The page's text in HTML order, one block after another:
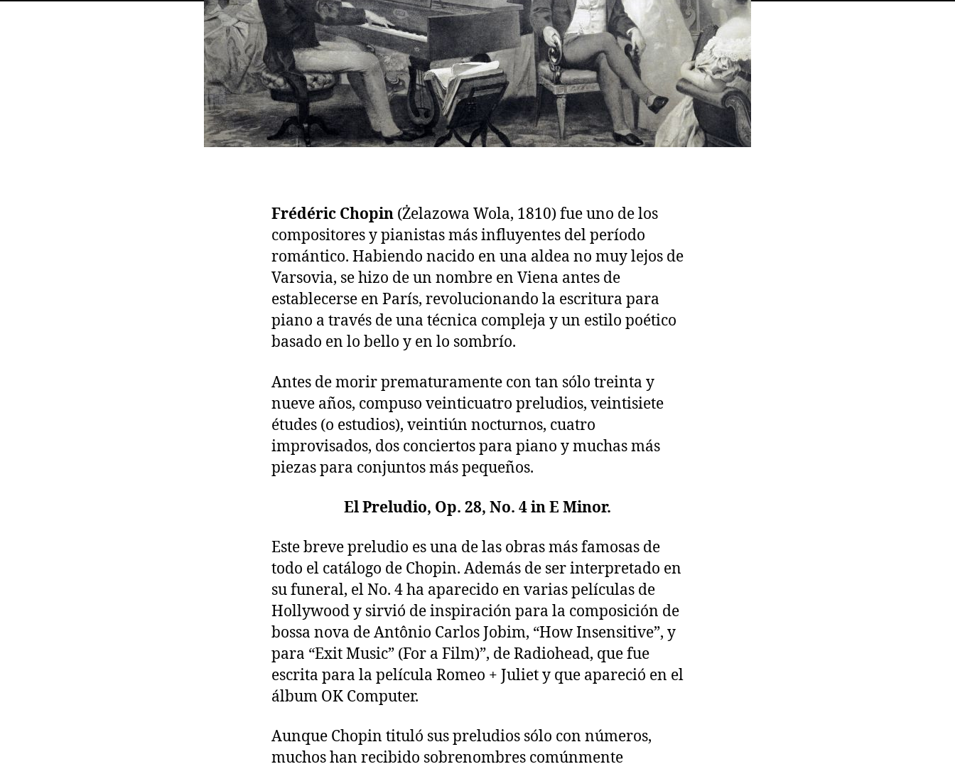
Frédéric Chopin (Żelazowa Wola, 1810) fue uno de los
compositores y pianistas más influyentes del período
romántico. Habiendo nacido en una aldea no muy lejos de
Varsovia, se hizo de un nombre en Viena antes de
establecerse en París, revolucionando la escritura para
piano a través de una técnica compleja y un estilo poético
basado en lo bello y en lo sombrío.
Antes de morir prematuramente con tan sólo treinta y
nueve años, compuso veinticuatro preludios, veintisiete
études (o estudios), veintiún nocturnos, cuatro
improvisados, dos conciertos para piano y muchas más
piezas para conjuntos más pequeños.
El Preludio, Op. 28, No. 4 in E Minor.
Este breve preludio es una de las obras más famosas de
todo el catálogo de Chopin. Además de ser interpretado en
su funeral, el No. 4 ha aparecido en varias películas de
Hollywood y sirvió de inspiración para la composición de
bossa nova de Antônio Carlos Jobim, “How Insensitive”, y
para “Exit Music” (For a Film)”, de Radiohead, que fue
escrita para la película Romeo + Juliet y que apareció en el
álbum OK Computer.
Aunque Chopin tituló sus preludios sólo con números,
muchos han recibido sobrenombres comúnmente